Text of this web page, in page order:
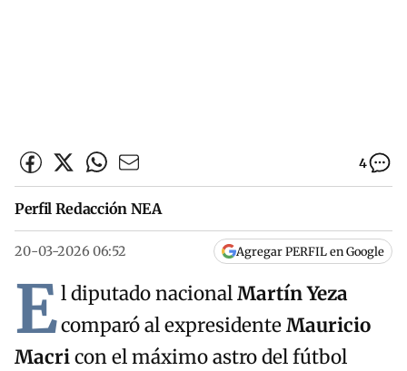
4
Perfil Redacción NEA
20-03-2026 06:52 Agregar PERFIL en Google
El diputado nacionalMartín Yeza
comparó al expresidenteMauricio
Macricon el máximo astro del fútbol